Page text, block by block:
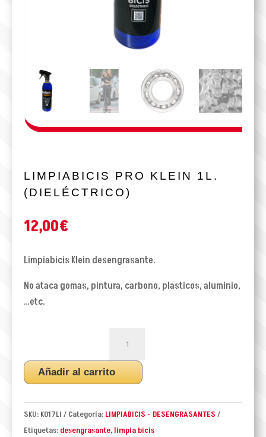
LIMPIABICIS PRO KLEIN 1L.
(DIELÉCTRICO)
12,00€
Limpiabicis Klein desengrasante.
No ataca gomas, pintura, carbono, plasticos, aluminio,
…etc.
PRO
KLEIN
1L.
(DIELÉCTRICO)
cantidad
Añadir al carrito
SKU: K017LI Categoría: LIMPIABICIS - DESENGRASANTES
Etiquetas: desengrasante, limpia bicis